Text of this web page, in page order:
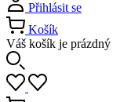
Přihlásit se
Košík
Váš košík je prázdný